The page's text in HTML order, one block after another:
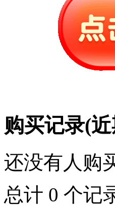
购买记录(
还没有人购
总计 0 个记